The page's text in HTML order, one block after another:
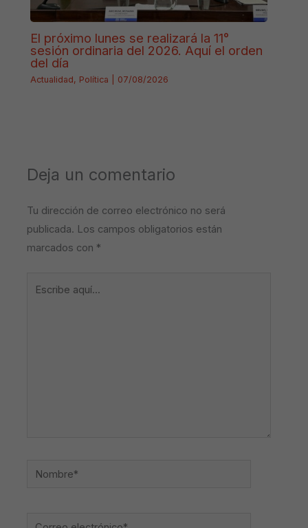
El próximo lunes se realizará la 11°
sesión ordinaria del 2026. Aquí el orden
del día
Actualidad, Política 07/08/2026
Deja un comentario
Tu dirección de correo electrónico no será
publicada. Los campos obligatorios están
marcados con *
Nombre*
Correo